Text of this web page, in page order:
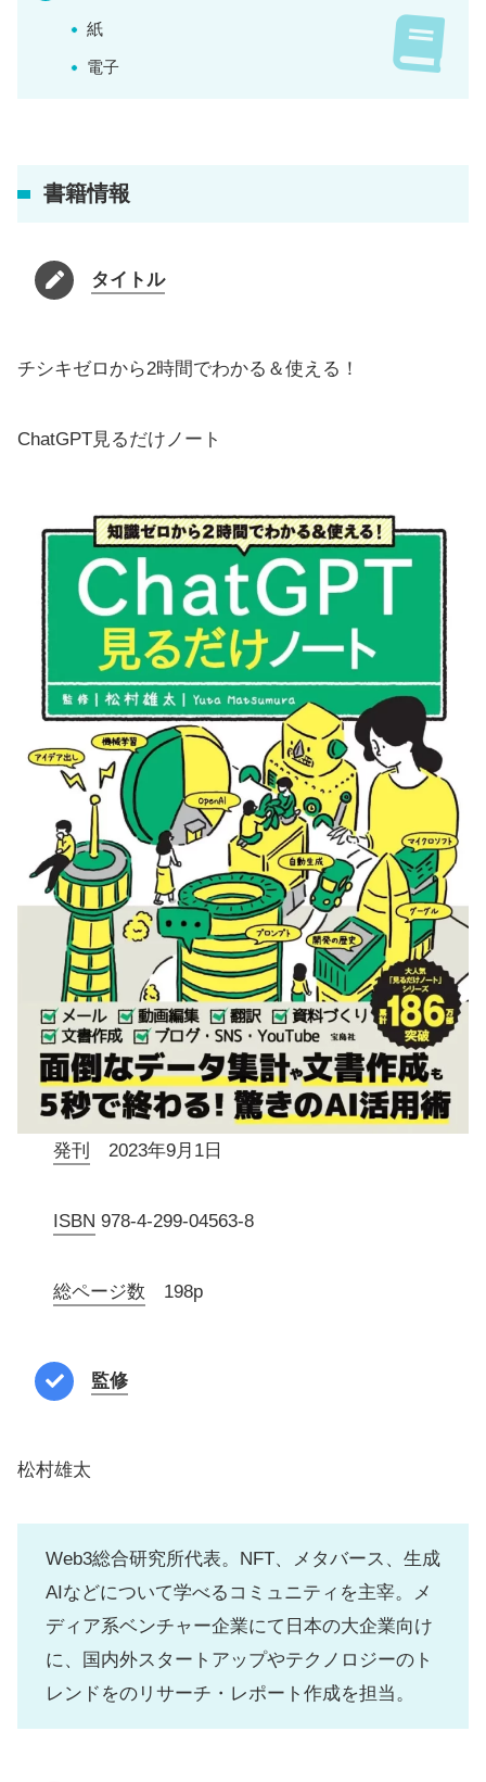
紙
電子
書籍情報
タイトル
チシキゼロから2時間でわかる＆使える！
ChatGPT見るだけノート
発刊 2023年9月1日
ISBN 978-4-299-04563-8
総ページ数 198p
監修
松村雄太
Web3総合研究所代表。NFT、メタバース、生成
AIなどについて学べるコミュニティを主宰。メ
ディア系ベンチャー企業にて日本の大企業向け
に、国内外スタートアップやテクノロジーのト
レンドをのリサーチ・レポート作成を担当。